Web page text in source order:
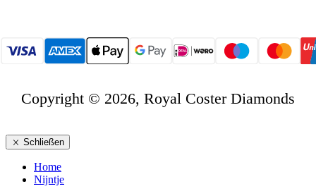
Copyright © 2026, Royal Coster Diamonds
Schließen
Home
Nijntje